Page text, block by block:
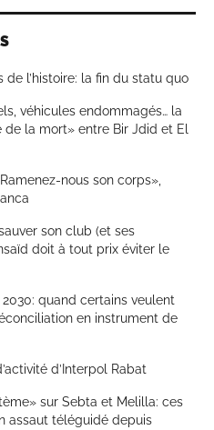
l’histoire: la fin du statu quo
véhicules endommagés… la
la mort» entre Bir Jdid et El
nous son corps»,
son club (et ses
doit à tout prix éviter le
quand certains veulent
en instrument de
d’Interpol Rabat
sur Sebta et Melilla: ces
assaut téléguidé depuis